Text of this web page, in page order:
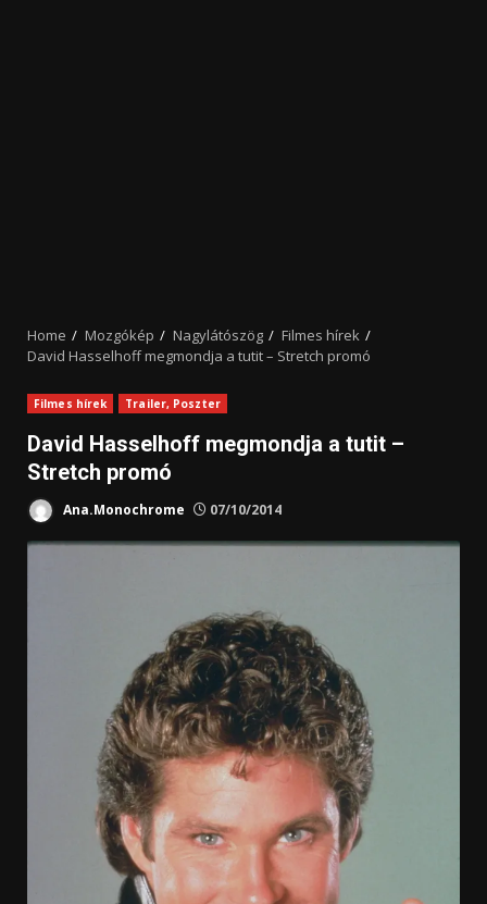
Home Mozgókép Nagylátószög
Filmes hírek
David Hasselhoff megmondja a tutit – Stretch promó
Filmes hírek Trailer, Poszter
David Hasselhoff megmondja a tutit –
Stretch promó
Ana.Monochrome 07/10/2014